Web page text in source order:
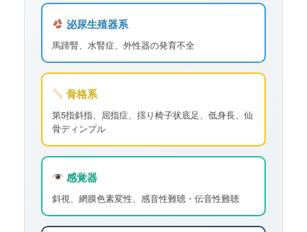
泌尿生殖器系
馬蹄腎、水腎症、外性器の発育不全
骨格系
第5指斜指、屈指症、揺り椅子状底足、低身長、仙
骨ディンプル
感覚器
斜視、網膜色素変性、感音性難聴・伝音性難聴